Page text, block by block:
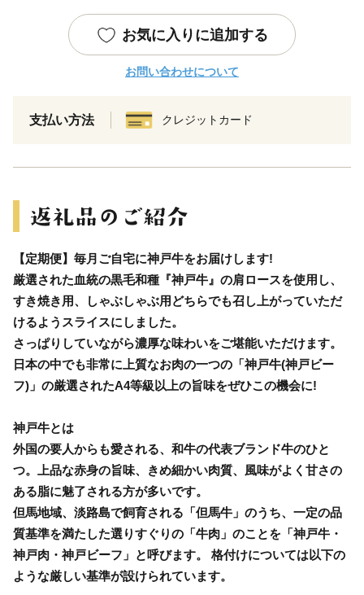
お気に入りに追加する
お問い合わせについて
支払い方法 クレジットカード
【定期便】毎月ご自宅に神戸牛をお届けします!
厳選された血統の黒毛和種『神戸牛』の肩ロースを使用し、
すき焼き用、しゃぶしゃぶ用どちらでも召し上がっていただ
けるようスライスにしました。
さっぱりしていながら濃厚な味わいをご堪能いただけます。
日本の中でも非常に上質なお肉の一つの「神戸牛(神戸ビー
フ)」の厳選されたA4等級以上の旨味をぜひこの機会に!
神戸牛とは
外国の要人からも愛される、和牛の代表ブランド牛のひと
つ。上品な赤身の旨味、きめ細かい肉質、風味がよく甘さの
ある脂に魅了される方が多いです。
但馬地域、淡路島で飼育される「但馬牛」のうち、一定の品
質基準を満たした選りすぐりの「牛肉」のことを「神戸牛・
神戸肉・神戸ビーフ」と呼びます。 格付けについては以下の
ような厳しい基準が設けられています。